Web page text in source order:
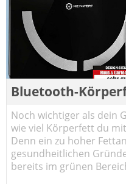
Bluetooth-
Noch wichtiger als dein
wie viel Körperfett du
Denn ein zu hoher
gesundheitlichen
bereits im grünen